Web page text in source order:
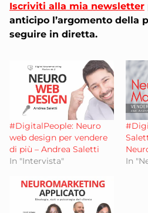
Iscriviti alla mia newsletter
anticipo l’argomento della
seguire in diretta.
#DigitalPeople: Neuro
web design per vendere
di più – Andrea Saletti
In "Intervista"
In